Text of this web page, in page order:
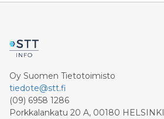
Oy Suomen Tietotoimisto
tiedote@stt.fi
(09) 6958 1286
Porkkalankatu 20 A, 00180 HELSINKI